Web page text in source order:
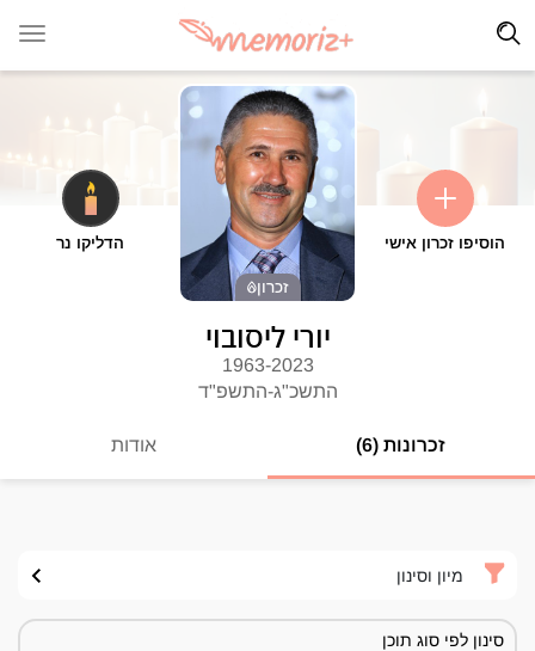
הוסיפו זכרון אישי
זכרון
הדליקו נר
יורי ליסובוי
1963-2023
התשכ"ג-התשפ"ד
זכרונות (6) אודות
מיון וסינון
סינון לפי סוג תוכן